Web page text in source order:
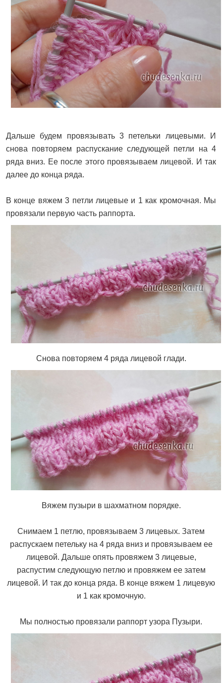
Дальше будем провязывать 3 петельки лицевыми. И
снова повторяем распускание следующей петли на 4
ряда вниз. Ее после этого провязываем лицевой. И так
далее до конца ряда.
В конце вяжем 3 петли лицевые и 1 как кромочная. Мы
провязали первую часть раппорта.
Снова повторяем 4 ряда лицевой глади.
Вяжем пузыри в шахматном порядке.
Снимаем 1 петлю, провязываем 3 лицевых. Затем
распускаем петельку на 4 ряда вниз и провязываем ее
лицевой. Дальше опять провяжем 3 лицевые,
распустим следующую петлю и провяжем ее затем
лицевой. И так до конца ряда. В конце вяжем 1 лицевую
и 1 как кромочную.
Мы полностью провязали раппорт узора Пузыри.